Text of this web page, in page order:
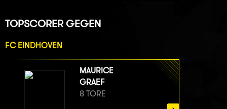
TOPSCORER GEGEN
FC EINDHOVEN
MAURICE
GRAEF
8 TORE